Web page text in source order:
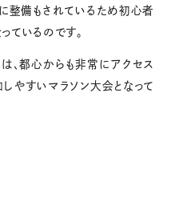
整備もされているため初心者
ているのです。
、都心からも非常にアクセス
やすいマラソン大会となって